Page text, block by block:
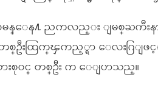
န္ေန႔ ညကလည္း ျမစ္ႀကီးနား
ဦးထြက္ၾကည့္ရာ ေလးဂြျဖ
းစုဝင္ တစ္ဦး က ေျပာသည္။